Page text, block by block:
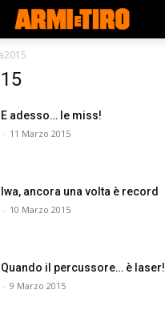
E adesso… le miss!
- 11 Marzo 2015
Iwa, ancora una volta è record
- 10 Marzo 2015
Quando il percussore… è laser!
- 9 Marzo 2015